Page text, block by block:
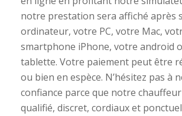
notre prestation sera affiché après
ordinateur, votre PC, votre Mac,
smartphone iPhone, votre android
tablette. Votre paiement peut être
ou bien en espèce. N’hésitez pas à
confiance parce que notre
qualifié, discret, cordiaux et